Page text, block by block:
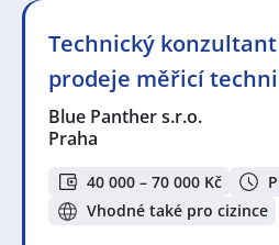
Technický
prodeje měřicí
Blue Panther s.r.o.
Praha
40 000 – 70 000 Kč
Vhodné také pro cizince